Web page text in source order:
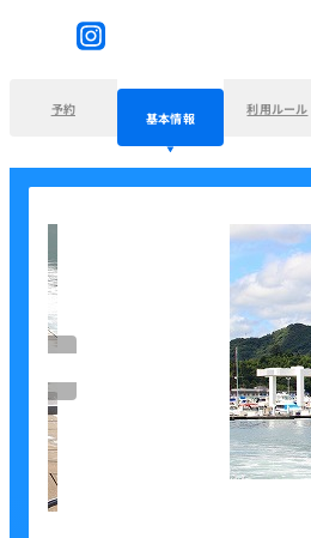
予約
基本情報
利用ルール